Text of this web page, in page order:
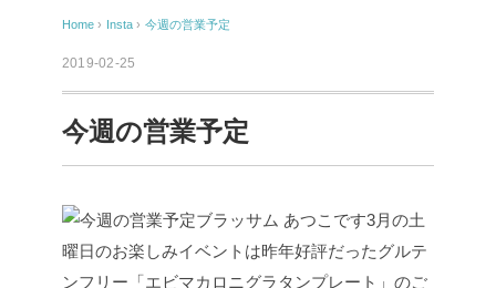
Home › Insta › 今週の営業予定
2019-02-25
今週の営業予定